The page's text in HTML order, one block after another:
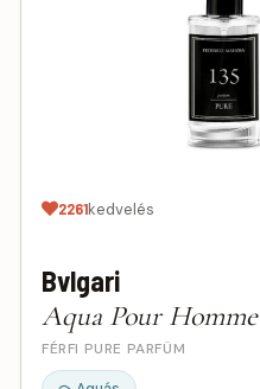
2261kedvelés
Bvlgari
Aqua Pour Homme
FÉRFI PURE PARFÜM